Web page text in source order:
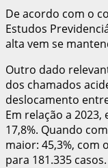
De acordo com o
Estudos
alta vem se
Outro dado
dos chamados
deslocamento
Em relação a
17,8%. Quando
maior: 45,3%, com
para 181.335 casos.